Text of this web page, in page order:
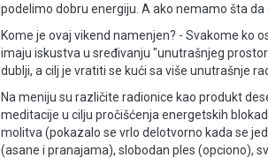
podelimo dobru energiju. A ako nemamo šta
Kome je ovaj vikend namenjen? - Svakome ko
imaju iskustva u sređivanju "unutrašnjeg
dublji, a cilj je vratiti se kući sa više unutrašnje
Na meniju su različite radionice kao produkt
meditacije u cilju pročišćenja energetskih
molitva (pokazalo se vrlo delotvorno kada se
(asane i pranajama), slobodan ples (opciono),